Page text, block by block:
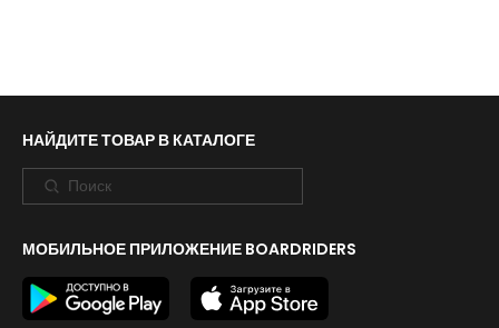
НАЙДИТЕ ТОВАР В КАТАЛОГЕ
МОБИЛЬНОЕ ПРИЛОЖЕНИЕ BOARDRIDERS